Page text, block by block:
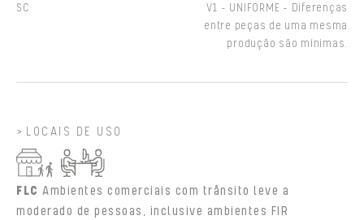
SC
V1 - UNIFORME - Diferenças
entre peças de uma mesma
produção são mínimas.
LOCAIS DE USO
FLC Ambientes comerciais com trânsito leve a
moderado de pessoas, inclusive ambientes FIR